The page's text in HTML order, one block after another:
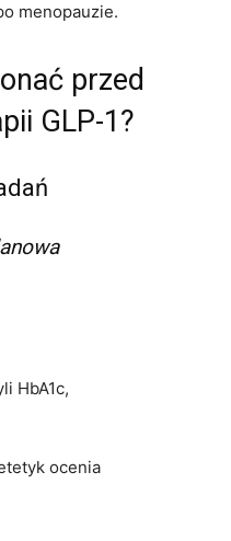
menopauzie.
przed
GLP-1?
HbA1c,
ocenia